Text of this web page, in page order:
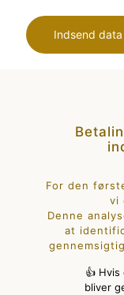
For den
vi
Denne
at
👍
bliver